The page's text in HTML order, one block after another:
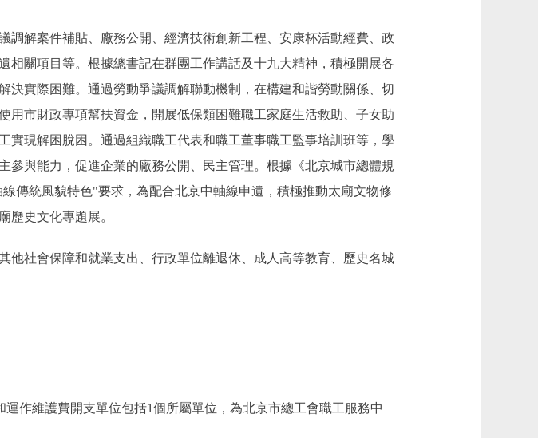
解案件補貼、廠務公開、經濟技術創新工程、安康杯活動經費、政
關項目等。根據總書記在群團工作講話及十九大精神，積極開展各
實際困難。通過勞動爭議調解聯動機制，在構建和諧勞動關係、切
市財政專項幫扶資金，開展低保類困難職工家庭生活救助、子女助
現解困脫困。通過組織職工代表和職工董事職工監事培訓班等，學
與能力，促進企業的廠務公開、民主管理。根據《北京城市總體規
傳統風貌特色"要求，為配合北京中軸線申遺，積極推動太廟文物修
歷史文化專題展。
社會保障和就業支出、行政單位離退休、成人高等教育、歷史名城
維護費開支單位包括1個所屬單位，為北京市總工會職工服務中